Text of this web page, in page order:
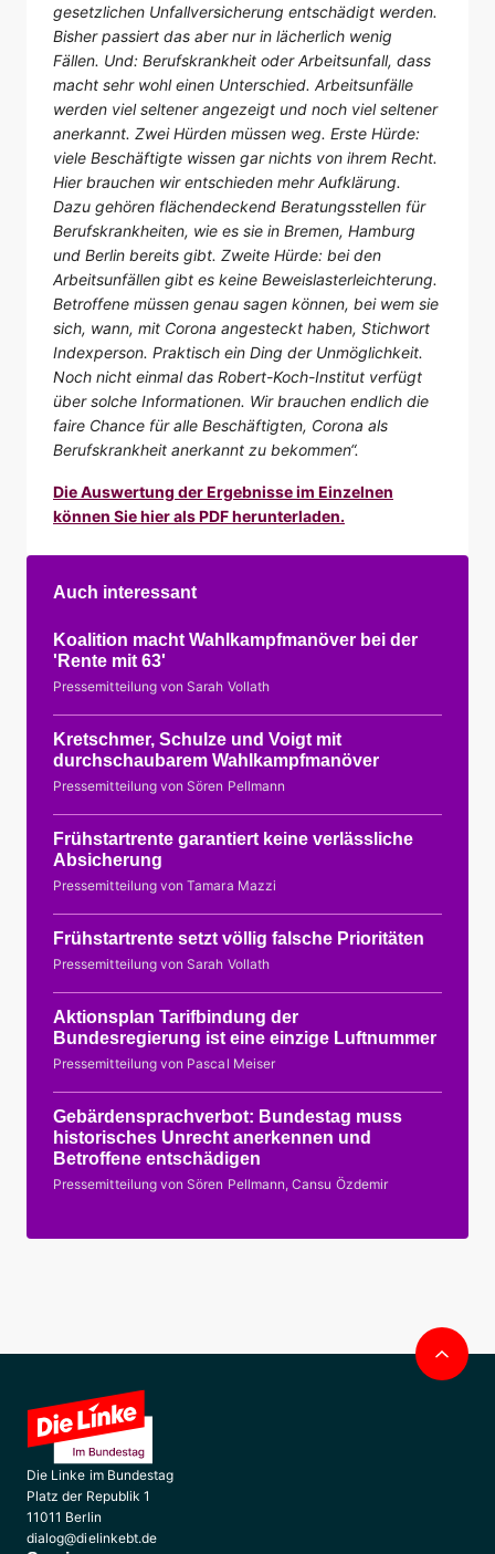
gesetzlichen Unfallversicherung entschädigt werden.
Bisher passiert das aber nur in lächerlich wenig
Fällen. Und: Berufskrankheit oder Arbeitsunfall, dass
macht sehr wohl einen Unterschied. Arbeitsunfälle
werden viel seltener angezeigt und noch viel seltener
anerkannt. Zwei Hürden müssen weg. Erste Hürde:
viele Beschäftigte wissen gar nichts von ihrem Recht.
Hier brauchen wir entschieden mehr Aufklärung.
Dazu gehören flächendeckend Beratungsstellen für
Berufskrankheiten, wie es sie in Bremen, Hamburg
und Berlin bereits gibt. Zweite Hürde: bei den
Arbeitsunfällen gibt es keine Beweislasterleichterung.
Betroffene müssen genau sagen können, bei wem sie
sich, wann, mit Corona angesteckt haben, Stichwort
Indexperson. Praktisch ein Ding der Unmöglichkeit.
Noch nicht einmal das Robert-Koch-Institut verfügt
über solche Informationen. Wir brauchen endlich die
faire Chance für alle Beschäftigten, Corona als
Berufskrankheit anerkannt zu bekommen“.
Die Auswertung der Ergebnisse im Einzelnen
können Sie hier als PDF herunterladen.
Auch interessant
Koalition macht Wahlkampfmanöver bei der
'Rente mit 63'
Pressemitteilung von Sarah Vollath
Kretschmer, Schulze und Voigt mit
durchschaubarem Wahlkampfmanöver
Pressemitteilung von Sören Pellmann
Frühstartrente garantiert keine verlässliche
Absicherung
Pressemitteilung von Tamara Mazzi
Frühstartrente setzt völlig falsche Prioritäten
Pressemitteilung von Sarah Vollath
Aktionsplan Tarifbindung der
Bundesregierung ist eine einzige Luftnummer
Pressemitteilung von Pascal Meiser
Gebärdensprachverbot: Bundestag muss
historisches Unrecht anerkennen und
Betroffene entschädigen
Pressemitteilung von Sören Pellmann, Cansu Özdemir
Die Linke im Bundestag
Platz der Republik 1
11011 Berlin
dialog@dielinkebt.de